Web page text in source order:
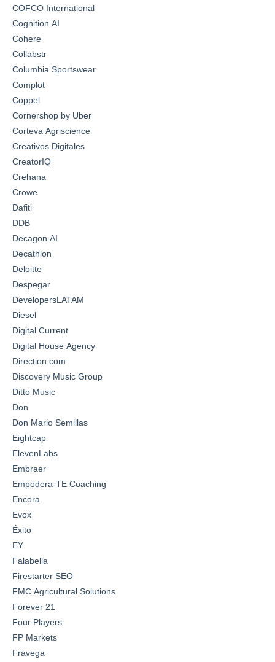
COFCO International
Cognition AI
Cohere
Collabstr
Columbia Sportswear
Complot
Coppel
Cornershop by Uber
Corteva Agriscience
Creativos Digitales
CreatorIQ
Crehana
Crowe
Dafiti
DDB
Decagon AI
Decathlon
Deloitte
Despegar
DevelopersLATAM
Diesel
Digital Current
Digital House Agency
Direction.com
Discovery Music Group
Ditto Music
Don
Don Mario Semillas
Eightcap
ElevenLabs
Embraer
Empodera-TE Coaching
Encora
Evox
Éxito
EY
Falabella
Firestarter SEO
FMC Agricultural Solutions
Forever 21
Four Players
FP Markets
Frávega